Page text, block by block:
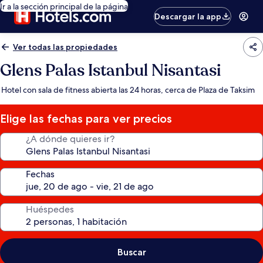
Ir a la sección principal de la página
Descargar la app
Ver todas las propiedades
Glens Palas Istanbul Nisantasi
Hotel con sala de fitness abierta las 24 horas, cerca de Plaza de Taksim
Elige las fechas para ver precios
¿A dónde quieres ir?
Fechas
Huéspedes
Buscar